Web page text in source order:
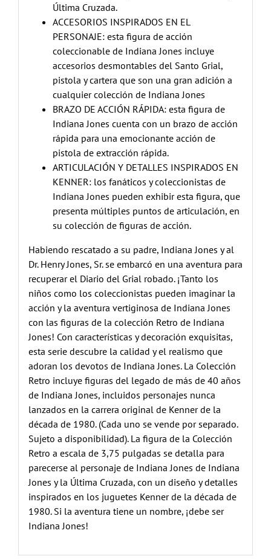
Última Cruzada.
ACCESORIOS INSPIRADOS EN EL
PERSONAJE: esta figura de acción
coleccionable de Indiana Jones incluye
accesorios desmontables del Santo Grial,
pistola y cartera que son una gran adición a
cualquier colección de Indiana Jones
BRAZO DE ACCIÓN RÁPIDA: esta figura de
Indiana Jones cuenta con un brazo de acción
rápida para una emocionante acción de
pistola de extracción rápida.
ARTICULACIÓN Y DETALLES INSPIRADOS EN
KENNER: los fanáticos y coleccionistas de
Indiana Jones pueden exhibir esta figura, que
presenta múltiples puntos de articulación, en
su colección de figuras de acción.
Habiendo rescatado a su padre, Indiana Jones y al
Dr. Henry Jones, Sr. se embarcó en una aventura para
recuperar el Diario del Grial robado. ¡Tanto los
niños como los coleccionistas pueden imaginar la
acción y la aventura vertiginosa de Indiana Jones
con las figuras de la colección Retro de Indiana
Jones! Con características y decoración exquisitas,
esta serie descubre la calidad y el realismo que
adoran los devotos de Indiana Jones. La Colección
Retro incluye figuras del legado de más de 40 años
de Indiana Jones, incluidos personajes nunca
lanzados en la carrera original de Kenner de la
década de 1980. (Cada uno se vende por separado.
Sujeto a disponibilidad). La figura de la Colección
Retro a escala de 3,75 pulgadas se detalla para
parecerse al personaje de Indiana Jones de Indiana
Jones y la Última Cruzada, con un diseño y detalles
inspirados en los juguetes Kenner de la década de
1980. Si la aventura tiene un nombre, ¡debe ser
Indiana Jones!